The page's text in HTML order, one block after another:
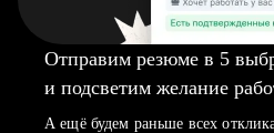
Отправим резюме в 5
и подсветим желание
А ещё будем раньше всех